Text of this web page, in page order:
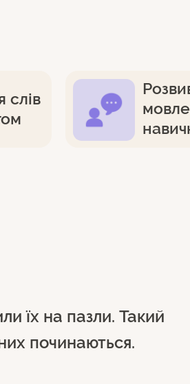
слів
їх на пазли. Такий
починаються.